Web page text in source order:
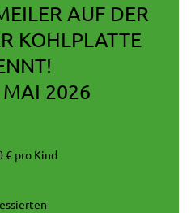
AUF DER
KOHLPLATTE
2026
€ pro Kind